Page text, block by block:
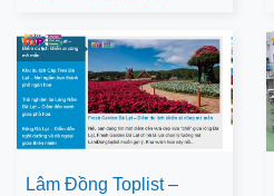
Lâm Đồng Toplist –